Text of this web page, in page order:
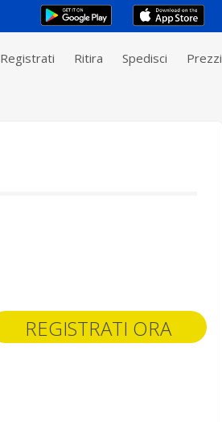
Registrati Ritira Spedisci Prezzi
REGISTRATI ORA